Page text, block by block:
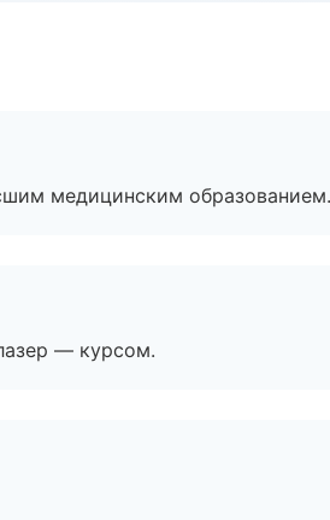
медицинским образованием.
— курсом.